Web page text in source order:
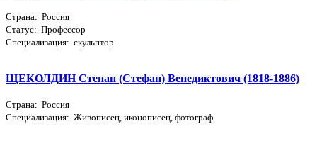
Страна: Россия
Статус: Профессор
Специализация: скульптор
ЩЕКОЛДИН Степан (Стефан) Венедиктович (1818-1886)
Страна: Россия
Специализация: Живописец, иконописец, фотограф